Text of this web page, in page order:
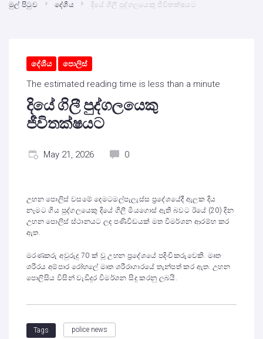
මුල් පිටුව දේශීය දියේ ගිලී පුද්ගලයෙකු ජීවිතක්ෂයට
දේශීය පොලිස්
The estimated reading time is less than a minute
දියේ ගිලී පුද්ගලයෙකු
ජීවිතක්ෂයට
May 21, 2026 0
උහන පොලිස් වසමේ දෙමටමල්පැලැස්ස ප්‍රදේශයේදී ඇලක දිය
නෑමට ගිය පුද්ගලයෙකු දියේ ගිලී මියගොස් ඇති බවට ඊයේ (20) දින
උහන පොලිස් ස්ථානයට ලද පණිවිඩයක් මත විමර්ශන ආරම්භ කර
ඇත.
මරණකරු අවුරුදු 70 ක් වූ උහන ප්‍රදේශයේ පදිංචිකරුවෙකි. මෘත
ශරීරය අම්පාර රෝහලේ මෘත ශරීරාගාරයේ තැන්පත් කර ඇත. උහන
පොලිසිය විසින් වැඩිදුර විමර්ශන සිදු කරනු ලබයි.
Tags police news